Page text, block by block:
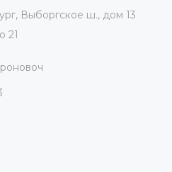
Выборгское ш., дом 13
21